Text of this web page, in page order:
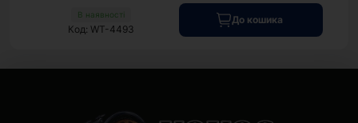
В наявності
Код: WT-4493
До кошика